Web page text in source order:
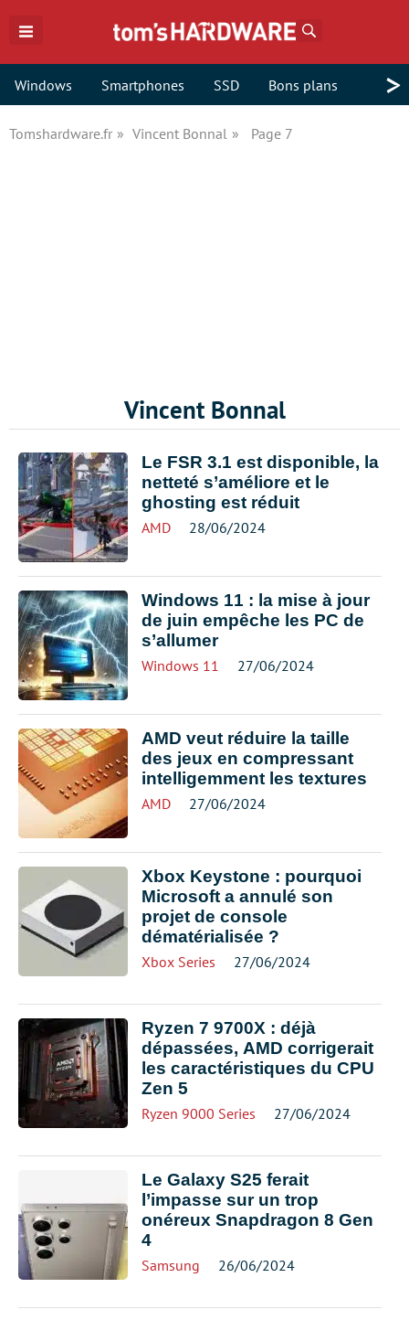
Windows Smartphones SSD Bons plans >
Tomshardware.fr Vincent Bonnal Page 7
Vincent Bonnal
Le FSR 3.1 est disponible, la
netteté s’améliore et le
ghosting est réduit
AMD 28/06/2024
Windows 11 : la mise à jour
de juin empêche les PC de
s’allumer
Windows 11 27/06/2024
AMD veut réduire la taille
des jeux en compressant
intelligemment les textures
AMD 27/06/2024
Xbox Keystone : pourquoi
Microsoft a annulé son
projet de console
dématérialisée ?
Xbox Series 27/06/2024
Ryzen 7 9700X : déjà
dépassées, AMD corrigerait
les caractéristiques du CPU
Zen 5
Ryzen 9000 Series 27/06/2024
Le Galaxy S25 ferait
l’impasse sur un trop
onéreux Snapdragon 8 Gen
4
Samsung 26/06/2024